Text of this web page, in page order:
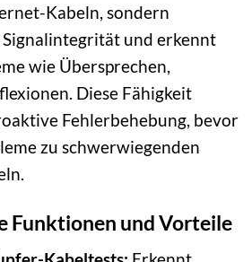
Kabeln, sondern
und erkennt
wie Übersprechen,
Diese Fähigkeit
Fehlerbehebung, bevor
zu schwerwiegenden
Funktionen und Vorteile